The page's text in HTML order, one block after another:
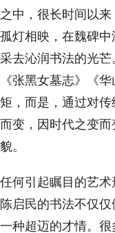
之中，很长时间以
孤灯相映，在魏碑
采去沁润书法的光
《张黑女墓志》《
矩，而是，通过对
而变，因时代之变
貌。
任何引起瞩目的艺
陈启民的书法不仅
一种超迈的才情。